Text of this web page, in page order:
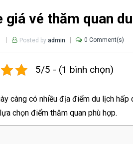
giá vé thăm quan
Posted by admin 0 Comment(s)
5/5 - (1 bình chọn)
càng có nhiều địa điểm du lịch
chọn điểm thăm quan phù hợp.